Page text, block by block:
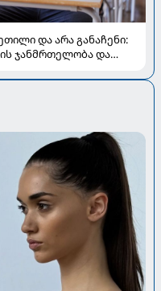
და არა განაჩენი:
ჯანმრთელობა და